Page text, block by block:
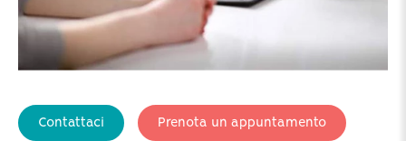
Contattaci Prenota un appuntamento